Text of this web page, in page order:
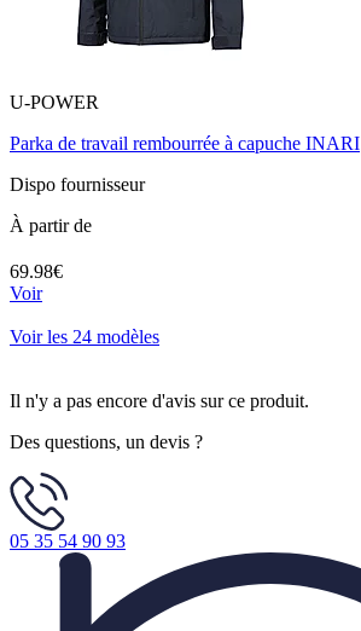
U-POWER
Parka de travail rembourrée à capuche INARI
Dispo fournisseur
À partir de
69.98€
Voir
Voir les 24 modèles
Il n'y a pas encore d'avis sur ce produit.
Des questions, un devis ?
05 35 54 90 93